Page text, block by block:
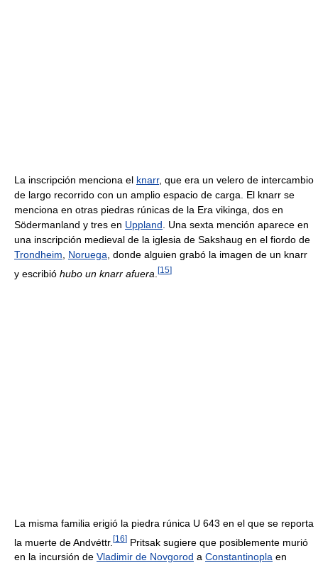
La inscripción menciona el knarr, que era un velero de intercambio
de largo recorrido con un amplio espacio de carga. El knarr se
menciona en otras piedras rúnicas de la Era vikinga, dos en
Södermanland y tres en Uppland . Una sexta mención aparece en
una inscripción medieval de la iglesia de Sakshaug en el fiordo de
Trondheim
Noruega , donde alguien grabó la imagen de un knarr
y escribió hubo un knarr afuera [15]
La misma familia erigió la piedra rúnica U 643 en el que se reporta
la muerte de Andvéttr. [16] Pritsak sugiere que posiblemente murió
en la incursión de Vladimir de Novgorod a Constantinopla en